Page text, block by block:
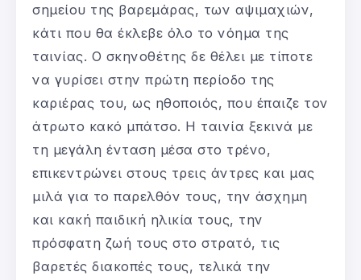
σημείου της βαρεμάρας, των αψιμαχιών,
κάτι που θα έκλεβε όλο το νόημα της
ταινίας. Ο σκηνοθέτης δε θέλει με τίποτε
να γυρίσει στην πρώτη περίοδο της
καριέρας του, ως ηθοποιός, που έπαιζε τον
άτρωτο κακό μπάτσο. Η ταινία ξεκινά με
τη μεγάλη ένταση μέσα στο τρένο,
επικεντρώνει στους τρεις άντρες και μας
μιλά για το παρελθόν τους, την άσχημη
και κακή παιδική ηλικία τους, την
πρόσφατη ζωή τους στο στρατό, τις
βαρετές διακοπές τους, τελικά την